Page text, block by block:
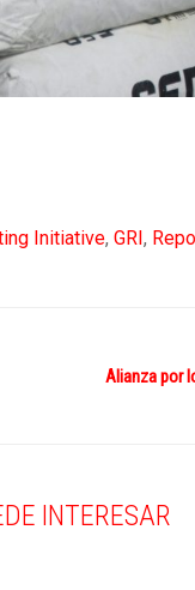
Initiative, GRI ,
Alianza por
INTERESAR